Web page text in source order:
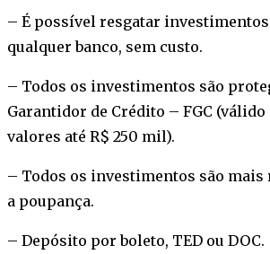
– É possível resgatar
qualquer banco, sem custo.
– Todos os investimentos são
Garantidor de Crédito – FGC (válido
valores até R$ 250 mil).
– Todos os investimentos são mais
a poupança.
– Depósito por boleto, TED ou DOC.